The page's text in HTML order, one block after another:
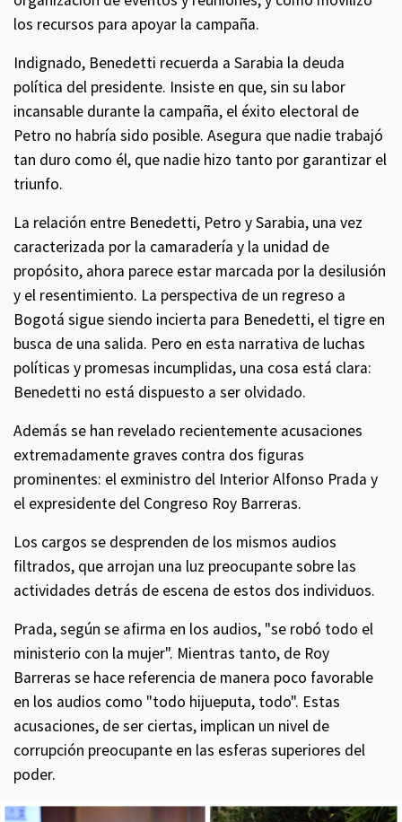
los recursos para apoyar la campaña.
Indignado, Benedetti recuerda a Sarabia la deuda
política del presidente. Insiste en que, sin su labor
incansable durante la campaña, el éxito electoral de
Petro no habría sido posible. Asegura que nadie trabajó
tan duro como él, que nadie hizo tanto por garantizar el
triunfo.
La relación entre Benedetti, Petro y Sarabia, una vez
caracterizada por la camaradería y la unidad de
propósito, ahora parece estar marcada por la desilusión
y el resentimiento. La perspectiva de un regreso a
Bogotá sigue siendo incierta para Benedetti, el tigre en
busca de una salida. Pero en esta narrativa de luchas
políticas y promesas incumplidas, una cosa está clara:
Benedetti no está dispuesto a ser olvidado.
Además se han revelado recientemente acusaciones
extremadamente graves contra dos figuras
prominentes: el exministro del Interior Alfonso Prada y
el expresidente del Congreso Roy Barreras.
Los cargos se desprenden de los mismos audios
filtrados, que arrojan una luz preocupante sobre las
actividades detrás de escena de estos dos individuos.
Prada, según se afirma en los audios, "se robó todo el
ministerio con la mujer". Mientras tanto, de Roy
Barreras se hace referencia de manera poco favorable
en los audios como "todo hijueputa, todo". Estas
acusaciones, de ser ciertas, implican un nivel de
corrupción preocupante en las esferas superiores del
poder.